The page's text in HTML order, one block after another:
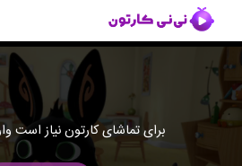
برای تماشای کارتون نیاز است